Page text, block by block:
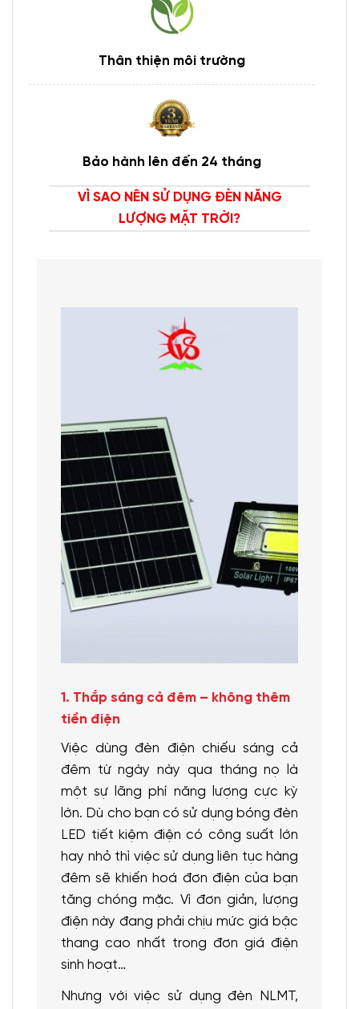
Thân thiện môi trường
Bảo hành lên đến 24 tháng
VÌ SAO NÊN SỬ DỤNG ĐÈN NĂNG
LƯỢNG MẶT TRỜI?
1. Thắp sáng cả đêm – không thêm
tiền điện
Việc dùng đèn điện chiếu sáng cả
đêm từ ngày này qua tháng nọ là
một sự lãng phí năng lượng cực kỳ
lớn. Dù cho bạn có sử dụng bóng đèn
LED tiết kiệm điện có công suất lớn
hay nhỏ thì việc sử dụng liên tục hàng
đêm sẽ khiến hoá đơn điện của bạn
tăng chóng mặc. Vì đơn giản, lượng
điện này đang phải chịu mức giá bậc
thang cao nhất trong đơn giá điện
sinh hoạt…
Nhưng với việc sử dụng đèn NLMT,